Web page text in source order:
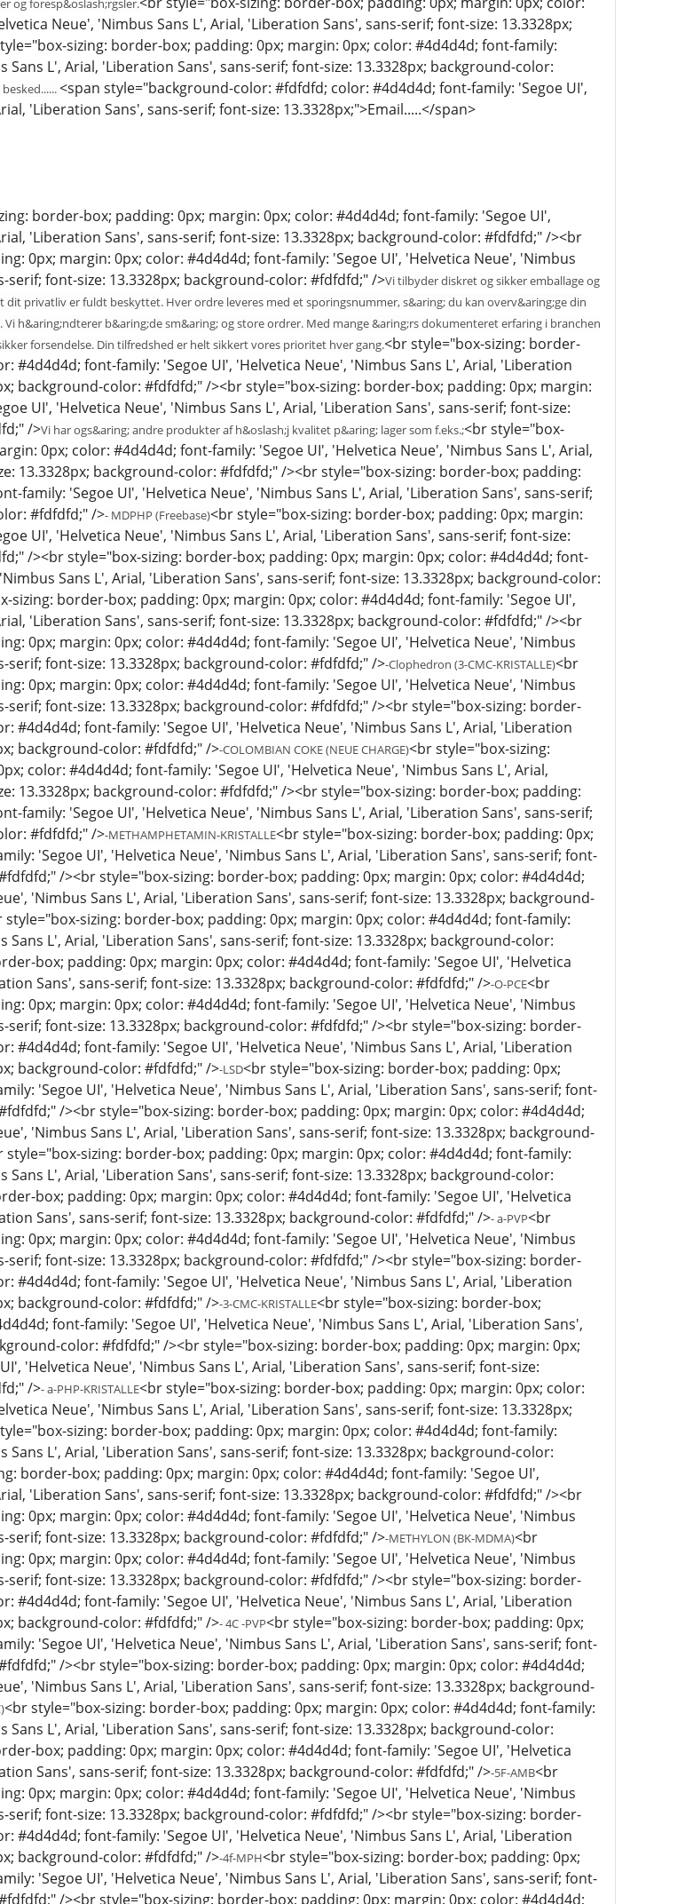
og foresp&oslash;rgsler.
Neue', 'Nimbus Sans L', Arial, 'Liberation Sans', sans-serif; font-size: 13.3328px;
sizing: border-box; padding: 0px; margin: 0px; color: #4d4d4d; font-family:
Sans L', Arial, 'Liberation Sans', sans-serif; font-size: 13.3328px; background-color:
<span style="background-color: #fdfdfd; color: #4d4d4d; font-family: 'Segoe UI',
'Liberation Sans', sans-serif; font-size: 13.3328px;">Email.....</span>
border-box; padding: 0px; margin: 0px; color: #4d4d4d; font-family: 'Segoe UI',
'Liberation Sans', sans-serif; font-size: 13.3328px; background-color: #fdfdfd;" /><br
0px; margin: 0px; color: #4d4d4d; font-family: 'Segoe UI', 'Helvetica Neue', 'Nimbus
serif; font-size: 13.3328px; background-color: #fdfdfd;" />Vi tilbyder diskret og sikker emballage og
dit privatliv er fuldt beskyttet. Hver ordre leveres med et sporingsnummer, s&aring; du kan overv&aring;ge din
Vi h&aring;ndterer b&aring;de sm&aring; og store ordrer. Med mange &aring;rs dokumenteret erfaring i branchen
forsendelse. Din tilfredshed er helt sikkert vores prioritet hver gang.<br style="box-sizing: border-
#4d4d4d; font-family: 'Segoe UI', 'Helvetica Neue', 'Nimbus Sans L', Arial, 'Liberation
background-color: #fdfdfd;" /><br style="box-sizing: border-box; padding: 0px; margin:
UI', 'Helvetica Neue', 'Nimbus Sans L', Arial, 'Liberation Sans', sans-serif; font-size:
/>Vi har ogs&aring; andre produkter af h&oslash;j kvalitet p&aring; lager som f.eks.;<br style="box-
0px; color: #4d4d4d; font-family: 'Segoe UI', 'Helvetica Neue', 'Nimbus Sans L', Arial,
13.3328px; background-color: #fdfdfd;" /><br style="box-sizing: border-box; padding:
family: 'Segoe UI', 'Helvetica Neue', 'Nimbus Sans L', Arial, 'Liberation Sans', sans-serif;
#fdfdfd;" />- MDPHP (Freebase)<br style="box-sizing: border-box; padding: 0px; margin:
UI', 'Helvetica Neue', 'Nimbus Sans L', Arial, 'Liberation Sans', sans-serif; font-size:
/><br style="box-sizing: border-box; padding: 0px; margin: 0px; color: #4d4d4d; font-
Sans L', Arial, 'Liberation Sans', sans-serif; font-size: 13.3328px; background-color:
sizing: border-box; padding: 0px; margin: 0px; color: #4d4d4d; font-family: 'Segoe UI',
'Liberation Sans', sans-serif; font-size: 13.3328px; background-color: #fdfdfd;" /><br
0px; margin: 0px; color: #4d4d4d; font-family: 'Segoe UI', 'Helvetica Neue', 'Nimbus
serif; font-size: 13.3328px; background-color: #fdfdfd;" />-Clophedron (3-CMC-KRISTALLE)<br
0px; margin: 0px; color: #4d4d4d; font-family: 'Segoe UI', 'Helvetica Neue', 'Nimbus
serif; font-size: 13.3328px; background-color: #fdfdfd;" /><br style="box-sizing: border-
#4d4d4d; font-family: 'Segoe UI', 'Helvetica Neue', 'Nimbus Sans L', Arial, 'Liberation
background-color: #fdfdfd;" />-COLOMBIAN COKE (NEUE CHARGE)<br style="box-sizing:
color: #4d4d4d; font-family: 'Segoe UI', 'Helvetica Neue', 'Nimbus Sans L', Arial,
13.3328px; background-color: #fdfdfd;" /><br style="box-sizing: border-box; padding:
family: 'Segoe UI', 'Helvetica Neue', 'Nimbus Sans L', Arial, 'Liberation Sans', sans-serif;
#fdfdfd;" />-METHAMPHETAMIN-KRISTALLE<br style="box-sizing: border-box; padding: 0px;
'Segoe UI', 'Helvetica Neue', 'Nimbus Sans L', Arial, 'Liberation Sans', sans-serif; font-
/><br style="box-sizing: border-box; padding: 0px; margin: 0px; color: #4d4d4d;
'Nimbus Sans L', Arial, 'Liberation Sans', sans-serif; font-size: 13.3328px; background-
style="box-sizing: border-box; padding: 0px; margin: 0px; color: #4d4d4d; font-family:
Sans L', Arial, 'Liberation Sans', sans-serif; font-size: 13.3328px; background-color:
box; padding: 0px; margin: 0px; color: #4d4d4d; font-family: 'Segoe UI', 'Helvetica
Sans', sans-serif; font-size: 13.3328px; background-color: #fdfdfd;" />-O-PCE<br
0px; margin: 0px; color: #4d4d4d; font-family: 'Segoe UI', 'Helvetica Neue', 'Nimbus
serif; font-size: 13.3328px; background-color: #fdfdfd;" /><br style="box-sizing: border-
#4d4d4d; font-family: 'Segoe UI', 'Helvetica Neue', 'Nimbus Sans L', Arial, 'Liberation
background-color: #fdfdfd;" />-LSD<br style="box-sizing: border-box; padding: 0px;
'Segoe UI', 'Helvetica Neue', 'Nimbus Sans L', Arial, 'Liberation Sans', sans-serif; font-
/><br style="box-sizing: border-box; padding: 0px; margin: 0px; color: #4d4d4d;
'Nimbus Sans L', Arial, 'Liberation Sans', sans-serif; font-size: 13.3328px; background-
style="box-sizing: border-box; padding: 0px; margin: 0px; color: #4d4d4d; font-family:
Sans L', Arial, 'Liberation Sans', sans-serif; font-size: 13.3328px; background-color:
box; padding: 0px; margin: 0px; color: #4d4d4d; font-family: 'Segoe UI', 'Helvetica
Sans', sans-serif; font-size: 13.3328px; background-color: #fdfdfd;" />- a-PVP<br
0px; margin: 0px; color: #4d4d4d; font-family: 'Segoe UI', 'Helvetica Neue', 'Nimbus
serif; font-size: 13.3328px; background-color: #fdfdfd;" /><br style="box-sizing: border-
#4d4d4d; font-family: 'Segoe UI', 'Helvetica Neue', 'Nimbus Sans L', Arial, 'Liberation
background-color: #fdfdfd;" />-3-CMC-KRISTALLE<br style="box-sizing: border-box;
font-family: 'Segoe UI', 'Helvetica Neue', 'Nimbus Sans L', Arial, 'Liberation Sans',
color: #fdfdfd;" /><br style="box-sizing: border-box; padding: 0px; margin: 0px;
'Helvetica Neue', 'Nimbus Sans L', Arial, 'Liberation Sans', sans-serif; font-size:
/>- a-PHP-KRISTALLE<br style="box-sizing: border-box; padding: 0px; margin: 0px; color:
Neue', 'Nimbus Sans L', Arial, 'Liberation Sans', sans-serif; font-size: 13.3328px;
sizing: border-box; padding: 0px; margin: 0px; color: #4d4d4d; font-family:
Sans L', Arial, 'Liberation Sans', sans-serif; font-size: 13.3328px; background-color:
border-box; padding: 0px; margin: 0px; color: #4d4d4d; font-family: 'Segoe UI',
'Liberation Sans', sans-serif; font-size: 13.3328px; background-color: #fdfdfd;" /><br
0px; margin: 0px; color: #4d4d4d; font-family: 'Segoe UI', 'Helvetica Neue', 'Nimbus
serif; font-size: 13.3328px; background-color: #fdfdfd;" />-METHYLON (BK-MDMA)<br
0px; margin: 0px; color: #4d4d4d; font-family: 'Segoe UI', 'Helvetica Neue', 'Nimbus
serif; font-size: 13.3328px; background-color: #fdfdfd;" /><br style="box-sizing: border-
#4d4d4d; font-family: 'Segoe UI', 'Helvetica Neue', 'Nimbus Sans L', Arial, 'Liberation
background-color: #fdfdfd;" />- 4C -PVP<br style="box-sizing: border-box; padding: 0px;
'Segoe UI', 'Helvetica Neue', 'Nimbus Sans L', Arial, 'Liberation Sans', sans-serif; font-
/><br style="box-sizing: border-box; padding: 0px; margin: 0px; color: #4d4d4d;
'Nimbus Sans L', Arial, 'Liberation Sans', sans-serif; font-size: 13.3328px; background-
<br style="box-sizing: border-box; padding: 0px; margin: 0px; color: #4d4d4d; font-family:
Sans L', Arial, 'Liberation Sans', sans-serif; font-size: 13.3328px; background-color:
box; padding: 0px; margin: 0px; color: #4d4d4d; font-family: 'Segoe UI', 'Helvetica
Sans', sans-serif; font-size: 13.3328px; background-color: #fdfdfd;" />-5F-AMB<br
0px; margin: 0px; color: #4d4d4d; font-family: 'Segoe UI', 'Helvetica Neue', 'Nimbus
serif; font-size: 13.3328px; background-color: #fdfdfd;" /><br style="box-sizing: border-
#4d4d4d; font-family: 'Segoe UI', 'Helvetica Neue', 'Nimbus Sans L', Arial, 'Liberation
background-color: #fdfdfd;" />-4f-MPH<br style="box-sizing: border-box; padding: 0px;
'Segoe UI', 'Helvetica Neue', 'Nimbus Sans L', Arial, 'Liberation Sans', sans-serif; font-
/><br style="box-sizing: border-box; padding: 0px; margin: 0px; color: #4d4d4d;